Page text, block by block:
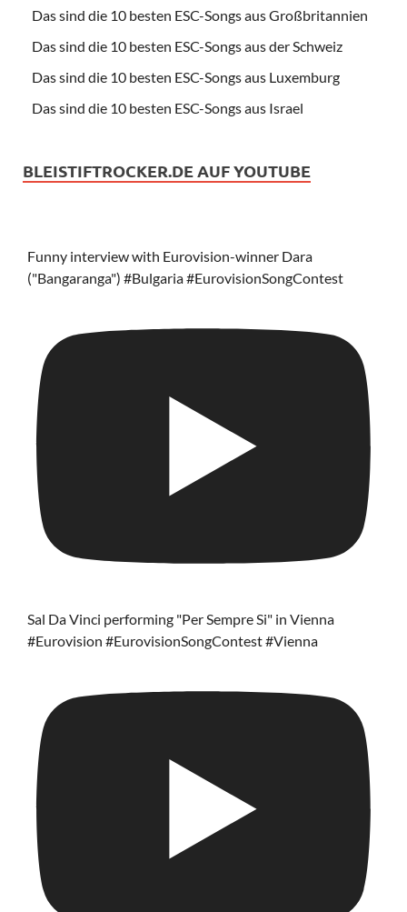
Das sind die 10 besten ESC-Songs aus Großbritannien
Das sind die 10 besten ESC-Songs aus der Schweiz
Das sind die 10 besten ESC-Songs aus Luxemburg
Das sind die 10 besten ESC-Songs aus Israel
BLEISTIFTROCKER.DE AUF YOUTUBE
Funny interview with Eurovision-winner Dara
("Bangaranga") #Bulgaria #EurovisionSongContest
Sal Da Vinci performing "Per Sempre Si" in Vienna
#Eurovision #EurovisionSongContest #Vienna